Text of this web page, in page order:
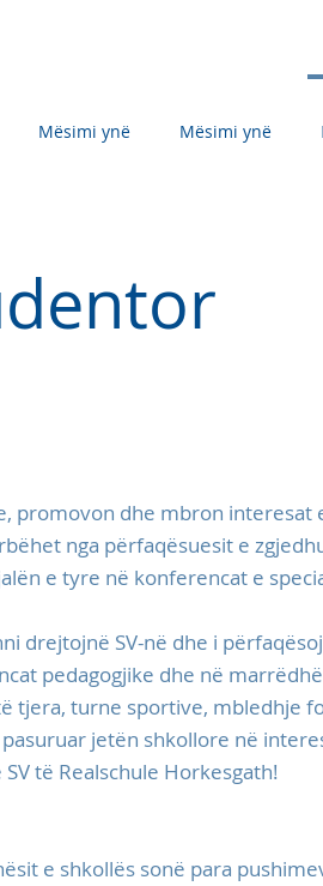
Mësimi ynë Mësimi ynë
promovon dhe mbron
nga përfaqësuesit e
e tyre në konferencat e
drejtojnë SV-në dhe i
pedagogjike dhe në
tjera, turne sportive, mbledhje
jetën shkollore në
të Realschule Horkesgath!
e shkollës sonë para